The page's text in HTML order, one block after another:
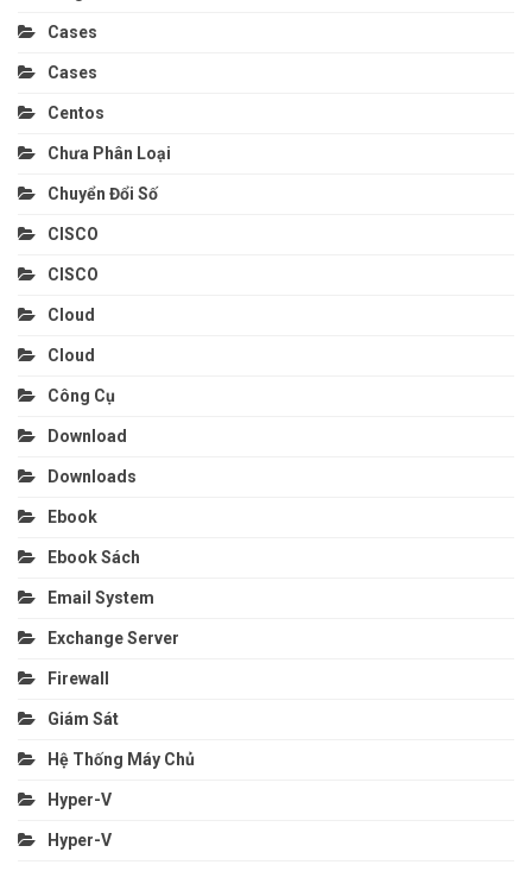
Cases
Cases
Centos
Chưa Phân Loại
Chuyển Đổi Số
CISCO
CISCO
Cloud
Cloud
Công Cụ
Download
Downloads
Ebook
Ebook Sách
Email System
Exchange Server
Firewall
Giám Sát
Hệ Thống Máy Chủ
Hyper-V
Hyper-V